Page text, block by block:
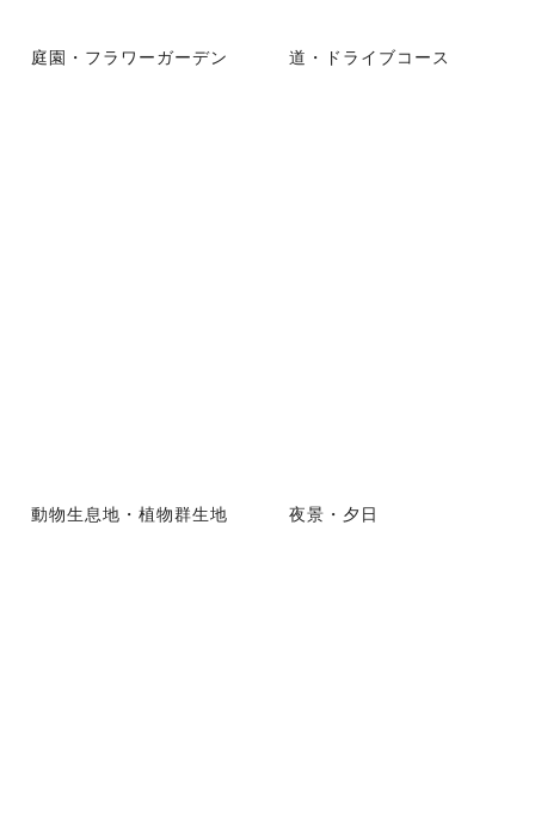
庭園・フラワーガーデン 道・ドライブコース
動物生息地・植物群生地 夜景・夕日